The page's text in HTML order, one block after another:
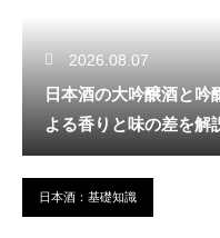
2026.08.07
日本酒の大吟醸酒と
よる香りと味の差を解
日本酒：基礎知識